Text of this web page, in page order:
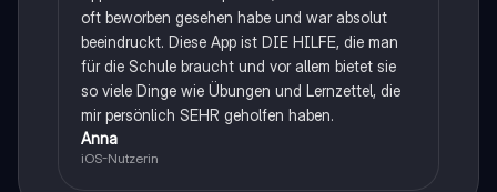
oft beworben gesehen habe und war absolut
beeindruckt. Diese App ist DIE HILFE, die man
für die Schule braucht und vor allem bietet sie
so viele Dinge wie Übungen und Lernzettel, die
mir persönlich SEHR geholfen haben.
Anna
iOS-Nutzerin